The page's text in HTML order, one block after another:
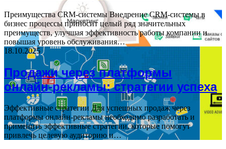
Преимущества CRM-системы Внедрение CRM-системы в
бизнес процессы приносит целый ряд значительных
преимуществ, улучшая эффективность работы компании и
повышая уровень обслуживания…
18.10.2025
Продажи через платформы
онлайн-рекламы: стратегии успеха
Эффективные стратегии Для успешных продаж через
платформы онлайн-рекламы необходимо разработать и
применить эффективные стратегии, которые помогут
привлечь целевую аудиторию и…